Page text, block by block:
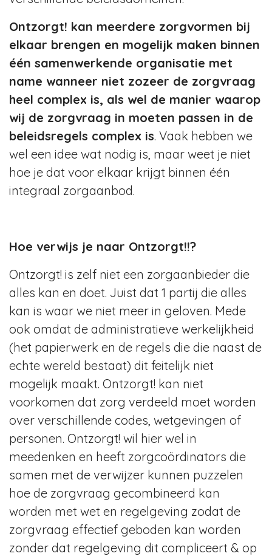
Ontzorgt! kan meerdere zorgvormen bij
elkaar brengen en mogelijk maken binnen
één samenwerkende organisatie met
name wanneer niet zozeer de zorgvraag
heel complex is, als wel de manier waarop
wij de zorgvraag in moeten passen in de
beleidsregels complex is. Vaak hebben we
wel een idee wat nodig is, maar weet je niet
hoe je dat voor elkaar krijgt binnen één
integraal zorgaanbod.
Hoe verwijs je naar Ontzorgt!!?
Ontzorgt! is zelf niet een zorgaanbieder die
alles kan en doet. Juist dat 1 partij die alles
kan is waar we niet meer in geloven. Mede
ook omdat de administratieve werkelijkheid
(het papierwerk en de regels die die naast de
echte wereld bestaat) dit feitelijk niet
mogelijk maakt. Ontzorgt! kan niet
voorkomen dat zorg verdeeld moet worden
over verschillende codes, wetgevingen of
personen. Ontzorgt! wil hier wel in
meedenken en heeft zorgcoördinators die
samen met de verwijzer kunnen puzzelen
hoe de zorgvraag gecombineerd kan
worden met wet en regelgeving zodat de
zorgvraag effectief geboden kan worden
zonder dat regelgeving dit compliceert & op